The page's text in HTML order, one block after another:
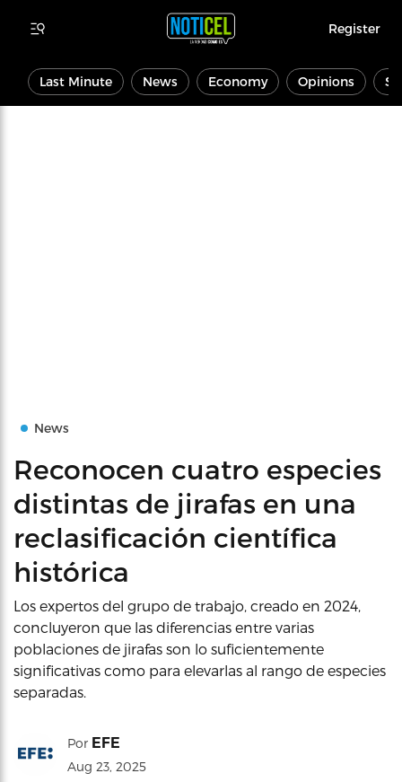
Register
Last Minute News Economy Opinions
News
Reconocen cuatro especies
distintas de jirafas en una
reclasificación científica
histórica
Los expertos del grupo de trabajo, creado en 2024,
concluyeron que las diferencias entre varias
poblaciones de jirafas son lo suficientemente
significativas como para elevarlas al rango de especies
separadas.
Por EFE
Aug 23, 2025